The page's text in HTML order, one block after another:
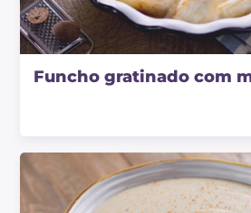
Funcho gratinado com